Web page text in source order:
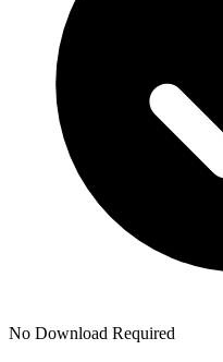
No Download Required